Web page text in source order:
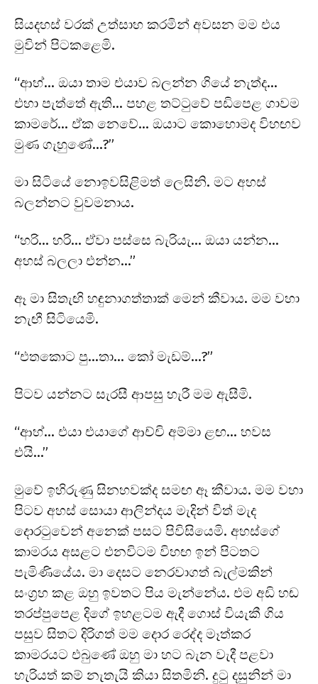
සියදහස් වරක් උත්සාහ කරමින් අවසන මම එය
මුවින් පිටකළෙමි.
“ආහ්… ඔයා තාම එයාව බලන්න ගියේ නැත්ද…
එහා පැත්තේ ඇති… පහළ තට්ටුවේ පඩිපෙළ ගාවම
කාමරේ… ඒක නෙවේ… ඔයාට කොහොමද විහඟව
මුණ ගැහුණේ…?”
මා සිටියේ නොඉවසිළිමත් ලෙසිනි. මට අහස්
බලන්නට වුවමනාය.
“හරි… හරි… ඒවා පස්සෙ බැරියැ… ඔයා යන්න…
අහස් බලලා එන්න…”
ඈ මා සිතැඟි හඳුනාගත්තාක් මෙන් කීවාය. මම වහා
නැඟී සිටියෙමි.
“එතකොට පු…තා… කෝ මැඩම්…?”
පිටව යන්නට සැරසී ආපසු හැරී මම ඇසීමි.
“ආහ්… එයා එයාගේ ආච්චි අම්මා ළඟ… හවස
එයි…”
මුවේ ඉහිරුණු සිනහවක්ද සමඟ ඈ කීවාය. මම වහා
පිටව අහස් සොයා ආලින්දය මැදින් විත් මැද
දොරටුවෙන් අනෙක් පසට පිවිසියෙමි. අහස්ගේ
කාමරය අසළට එනවිටම විහඟ ඉන් පිටතට
පැමිණියේය. මා දෙසට නෙරවාගත් බැල්මකින්
සංග්‍රහ කළ ඔහු ඉවතට පිය මැන්නේය. එම අඩි හඬ
තරප්පුපෙළ දිගේ ඉහළටම ඇදී ගොස් වියැකී ගිය
පසුව සිතට දිරිගත් මම දොර රෙද්ද මෑත්කර
කාමරයට එබුණේ ඔහු මා හට බැන වැදී පළවා
හැරියත් කම් නැතැයි කියා සිතමිනි. දුටු දසුනින් මා